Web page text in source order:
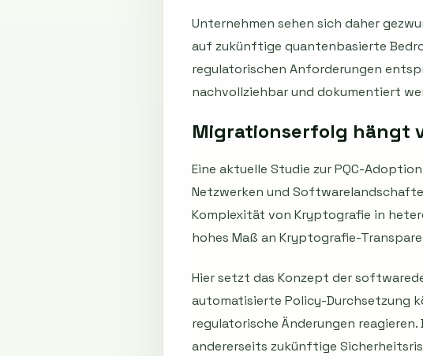
Unternehmen sehen sich daher
auf zukünftige quantenbasierte
regulatorischen Anforderungen
nachvollziehbar und dokumentiert
Migrationserfolg hängt
Eine aktuelle Studie zur PQC-
Netzwerken und
Komplexität von Kryptografie in
hohes Maß an Kryptografie-
Hier setzt das Konzept der
automatisierte Policy-Durchsetzung
regulatorische Änderungen
andererseits zukünftige